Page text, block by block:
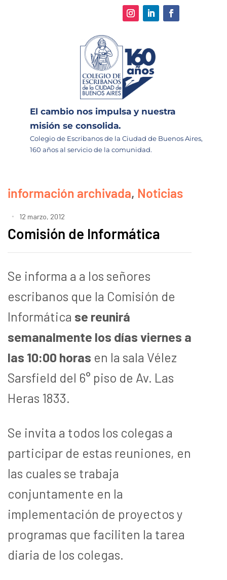
El cambio nos impulsa y nuestra
misión se consolida.
Colegio de Escribanos de la Ciudad de Buenos Aires,
160 años al servicio de la comunidad.
información archivada, Noticias
12 marzo, 2012
Comisión de Informática
Se informa a a los señores
escribanos que la Comisión de
Informática se reunirá
semanalmente los días viernes a
las 10:00 horas en la sala Vélez
Sarsfield del 6° piso de Av. Las
Heras 1833.
Se invita a todos los colegas a
participar de estas reuniones, en
las cuales se trabaja
conjuntamente en la
implementación de proyectos y
programas que faciliten la tarea
diaria de los colegas.